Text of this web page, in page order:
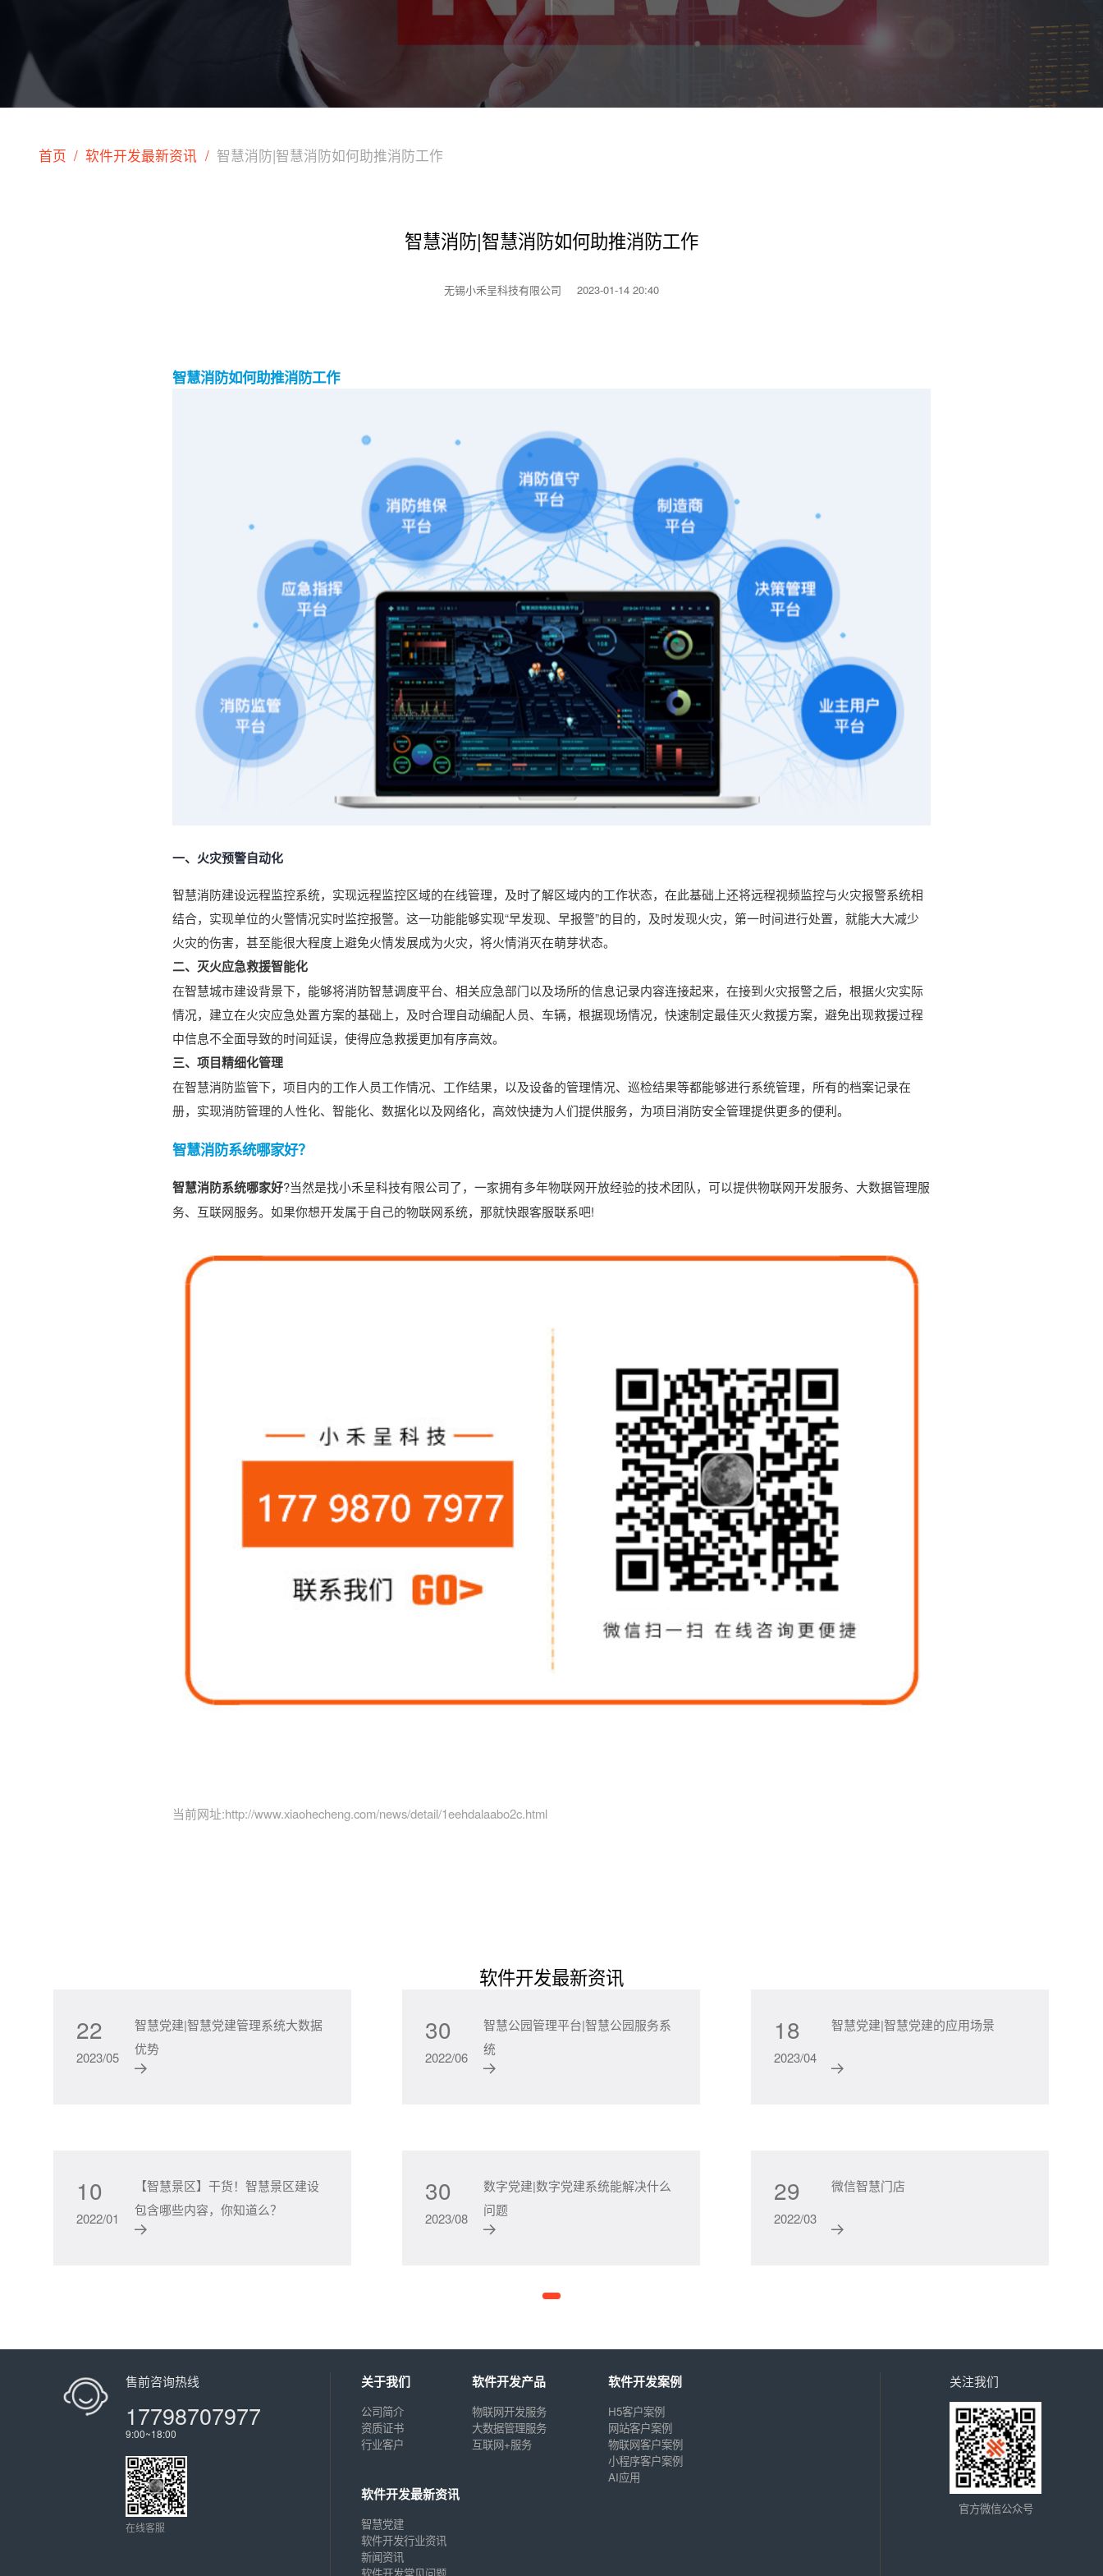
首页 软件开发最新资讯 智慧消防|智慧消防如何助推消防工作
智慧消防|智慧消防如何助推消防工作
无锡小禾呈科技有限公司 2023-01-14 20:40
智慧消防如何助推消防工作
一、火灾预警自动化
智慧消防建设远程监控系统，实现远程监控区域的在线管理，及时了解区域内的工作状态，在此基础上还将远程视频监控与火灾报警系统相
结合，实现单位的火警情况实时监控报警。这一功能能够实现“早发现、早报警”的目的，及时发现火灾，第一时间进行处置，就能大大减少
火灾的伤害，甚至能很大程度上避免火情发展成为火灾，将火情消灭在萌芽状态。
二、灭火应急救援智能化
在智慧城市建设背景下，能够将消防智慧调度平台、相关应急部门以及场所的信息记录内容连接起来，在接到火灾报警之后，根据火灾实际
情况，建立在火灾应急处置方案的基础上，及时合理自动编配人员、车辆，根据现场情况，快速制定最佳灭火救援方案，避免出现救援过程
中信息不全面导致的时间延误，使得应急救援更加有序高效。
三、项目精细化管理
在智慧消防监管下，项目内的工作人员工作情况、工作结果，以及设备的管理情况、巡检结果等都能够进行系统管理，所有的档案记录在
册，实现消防管理的人性化、智能化、数据化以及网络化，高效快捷为人们提供服务，为项目消防安全管理提供更多的便利。
智慧消防系统哪家好？
智慧消防系统哪家好?当然是找小禾呈科技有限公司了，一家拥有多年物联网开放经验的技术团队，可以提供物联网开发服务、大数据管理服
务、互联网服务。如果你想开发属于自己的物联网系统，那就快跟客服联系吧!
当前网址:http://www.xiaohecheng.com/news/detail/1eehdalaabo2c.html
软件开发最新资讯
22
2023/05
智慧党建|智慧党建管理系统大数据
优势
30
2022/06
智慧公园管理平台|智慧公园服务系
统
18
2023/04
智慧党建|智慧党建的应用场景
10
2022/01
【智慧景区】干货！智慧景区建设
包含哪些内容，你知道么？
30
2023/08
数字党建|数字党建系统能解决什么
问题
29
2022/03
微信智慧门店
售前咨询热线
17798707977
9:00~18:00
在线客服
关于我们
公司简介
资质证书
行业客户
软件开发产品
物联网开发服务
大数据管理服务
互联网+服务
软件开发案例
H5客户案例
网站客户案例
物联网客户案例
小程序客户案例
AI应用
软件开发最新资讯
智慧党建
软件开发行业资讯
新闻资讯
关注我们
官方微信公众号